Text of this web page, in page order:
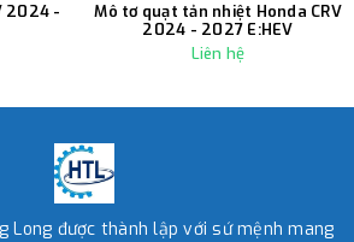
2024 -
Mô tơ quạt tản nhiệt Honda CRV
2024 - 2027 E:HEV
Liên hệ
Long được thành lập với sứ mệnh mang